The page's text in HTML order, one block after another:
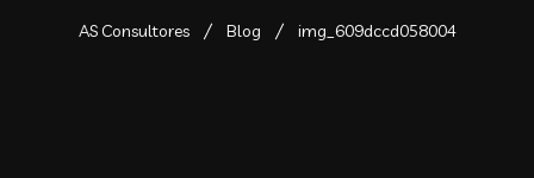
AS Consultores Blog img_609dccd058004